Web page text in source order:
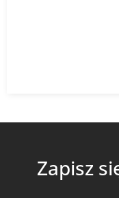
Zapisz